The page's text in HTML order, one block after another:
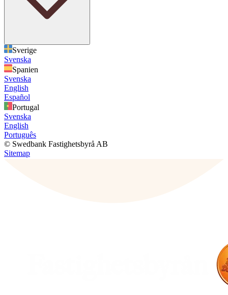
Sverige
Svenska
Spanien
Svenska
English
Español
Portugal
Svenska
English
Português
© Swedbank Fastighetsbyrå AB
Sitemap